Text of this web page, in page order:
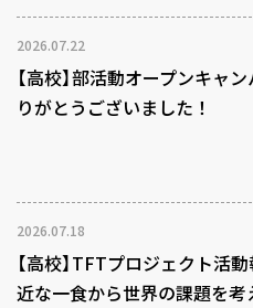
2026.07.22
【高校】部活動オープンキャ
りがとうございました！
2026.07.18
【高校】TFTプロジェクト活
近な一食から世界の課題を考